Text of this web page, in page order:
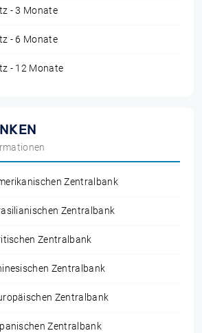
- 3 Monate
- 6 Monate
- 12 Monate
Zentralbank
Zentralbank
Zentralbank
Zentralbank
Zentralbank
Zentralbank